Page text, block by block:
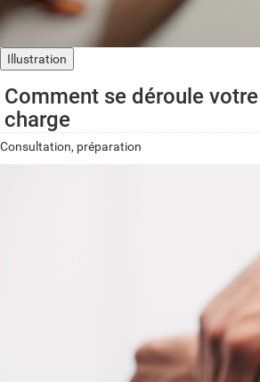
Illustration
Comment se déroule
charge
Consultation, préparation